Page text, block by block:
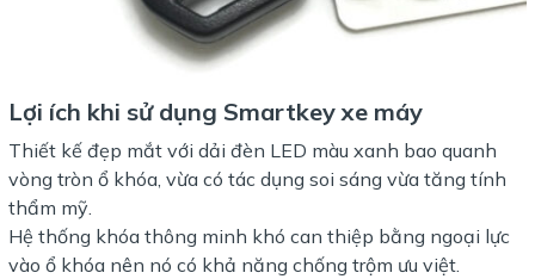
Lợi ích khi sử dụng Smartkey xe máy
Thiết kế đẹp mắt với dải đèn LED màu xanh bao quanh
vòng tròn ổ khóa, vừa có tác dụng soi sáng vừa tăng tính
thẩm mỹ.
Hệ thống khóa thông minh khó can thiệp bằng ngoại lực
vào ổ khóa nên nó có khả năng chống trộm ưu việt.